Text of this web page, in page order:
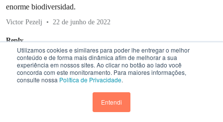
Utilizamos cookies e similares para poder lhe entregar o melhor
conteúdo e de forma mais dinâmica afim de melhorar a sua
experiência em nossos sites. Ao clicar no botão ao lado você
concorda com este monitoramento. Para maiores informações,
consulte nossa Política de Privacidade.
Entendi
enorme biodiversidad.
Victor Pezelj 22 de junho de 2022
Reply
Muito importante essas expedições, para proteger a biodiversidade
22 de junho de 2022